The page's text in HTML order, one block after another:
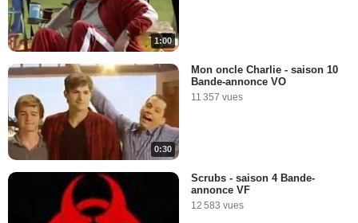
1:00
0:30
Mon oncle Charlie - saison 10
Bande-annonce VO
11 357 vues
Scrubs - saison 4 Bande-
annonce VF
12 583 vues